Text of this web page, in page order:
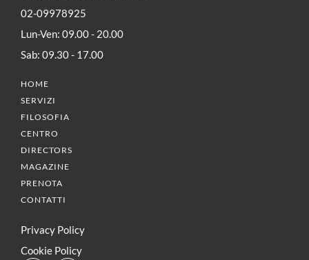
02-09978925
Lun-Ven: 09.00 - 20.00
Sab: 09.30 - 17.00
HOME
SERVIZI
FILOSOFIA
CENTRO
DIRECTORS
MAGAZINE
PRENOTA
CONTATTI
Privacy Policy
Cookie Policy